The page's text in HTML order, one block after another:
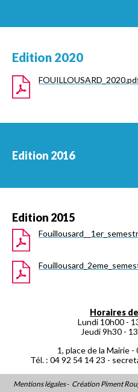
Edition 2020
Edition 2016
Edition 2015
Horaires
Lundi 10h00 -
Jeudi 9h30 -
1, place de la Mairie
Tél. : 04 92 54 14 23 -
Mentions légales- Création Piment